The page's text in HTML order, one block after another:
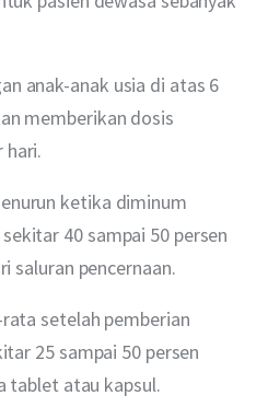
anak-anak usia di atas 6
memberikan dosis
hari.
ketika diminum
40 sampai 50 persen
saluran pencernaan.
setelah pemberian
25 sampai 50 persen
tablet atau kapsul.